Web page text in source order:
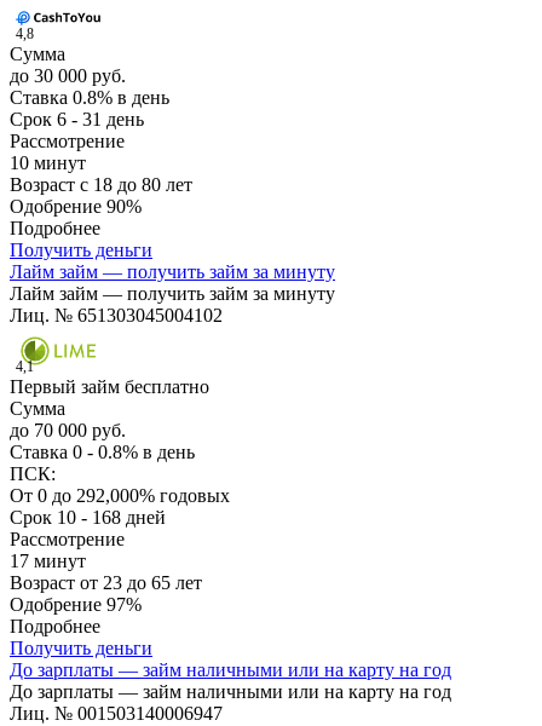
4,8
Сумма
до 30 000 руб.
Ставка 0.8% в день
Срок 6 - 31 день
Рассмотрение
10 минут
Возраст с 18 до 80 лет
Одобрение 90%
Подробнее
Получить деньги
Лайм займ — получить займ за минуту
Лайм займ — получить займ за минуту
Лиц. № 651303045004102
4,1
Первый займ бесплатно
Сумма
до 70 000 руб.
Ставка 0 - 0.8% в день
ПСК:
От 0 до 292,000% годовых
Срок 10 - 168 дней
Рассмотрение
17 минут
Возраст от 23 до 65 лет
Одобрение 97%
Подробнее
Получить деньги
До зарплаты — займ наличными или на карту на год
До зарплаты — займ наличными или на карту на год
Лиц. № 001503140006947